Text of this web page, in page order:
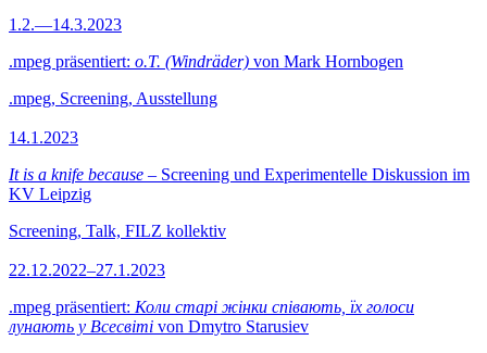
1.2.—14.3.2023
.mpeg präsentiert: o.T. (Windräder) von Mark Hornbogen
.mpeg, Screening, Ausstellung
14.1.2023
It is a knife because – Screening und Experimentelle Diskussion im
KV Leipzig
Screening, Talk, FILZ kollektiv
22.12.2022–27.1.2023
.mpeg präsentiert: Коли старі жінки співають, їх голоси
лунають у Всесвіті von Dmytro Starusiev